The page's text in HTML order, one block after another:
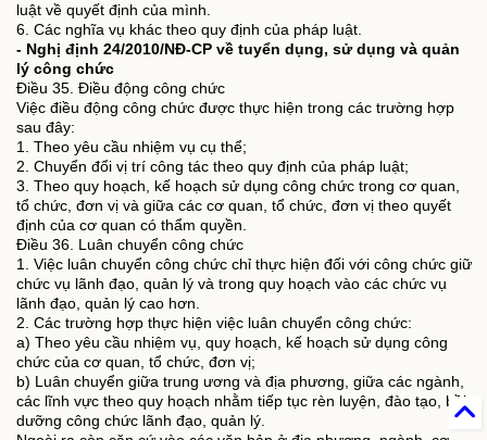
luật về quyết định của mình.
6. Các nghĩa vụ khác theo quy định của pháp luật.
- Nghị định 24/2010/NĐ-CP về tuyển dụng, sử dụng và quản
lý công chức
Điều 35. Điều động công chức
Việc điều động công chức được thực hiện trong các trường hợp
sau đây:
1. Theo yêu cầu nhiệm vụ cụ thể;
2. Chuyển đổi vị trí công tác theo quy định của pháp luật;
3. Theo quy hoạch, kế hoạch sử dụng công chức trong cơ quan,
tổ chức, đơn vị và giữa các cơ quan, tổ chức, đơn vị theo quyết
định của cơ quan có thẩm quyền.
Điều 36. Luân chuyển công chức
1. Việc luân chuyển công chức chỉ thực hiện đối với công chức giữ
chức vụ lãnh đạo, quản lý và trong quy hoạch vào các chức vụ
lãnh đạo, quản lý cao hơn.
2. Các trường hợp thực hiện việc luân chuyển công chức:
a) Theo yêu cầu nhiệm vụ, quy hoạch, kế hoạch sử dụng công
chức của cơ quan, tổ chức, đơn vị;
b) Luân chuyển giữa trung ương và địa phương, giữa các ngành,
các lĩnh vực theo quy hoạch nhằm tiếp tục rèn luyện, đào tạo, bồi
dưỡng công chức lãnh đạo, quản lý.